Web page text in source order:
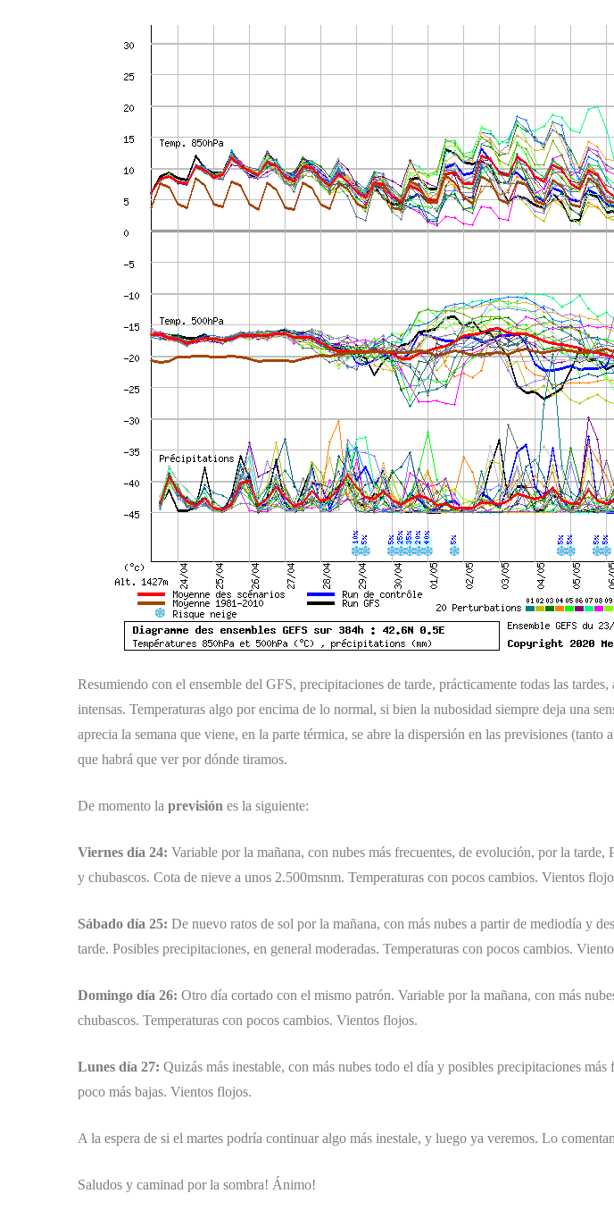
Resumiendo con el ensemble del GFS, precipitaciones de tarde, prácticamente todas las
intensas. Temperaturas algo por encima de lo normal, si bien la nubosidad siempre deja una
aprecia la semana que viene, en la parte térmica, se abre la dispersión en las previsiones (tanto
que habrá que ver por dónde tiramos.
De momento la previsión es la siguiente:
Viernes día 24: Variable por la mañana, con nubes más frecuentes, de evolución, por la tarde,
y chubascos. Cota de nieve a unos 2.500msnm. Temperaturas con pocos cambios. Vientos
Sábado día 25: De nuevo ratos de sol por la mañana, con más nubes a partir de mediodía y
tarde. Posibles precipitaciones, en general moderadas. Temperaturas con pocos cambios.
Domingo día 26: Otro día cortado con el mismo patrón. Variable por la mañana, con más
chubascos. Temperaturas con pocos cambios. Vientos flojos.
Lunes día 27: Quizás más inestable, con más nubes todo el día y posibles precipitaciones más
poco más bajas. Vientos flojos.
A la espera de si el martes podría continuar algo más inestale, y luego ya veremos. Lo
Saludos y caminad por la sombra! Ánimo!